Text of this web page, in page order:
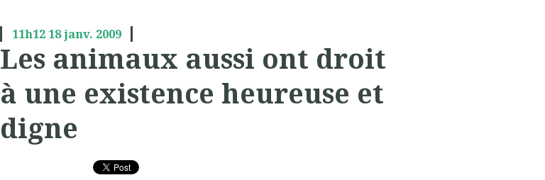
11h12 18janv. 2009
Les animaux aussi ont droit
à une existence heureuse et
digne